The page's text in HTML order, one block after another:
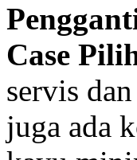
Case
servis
juga ada